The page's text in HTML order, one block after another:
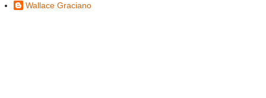
Wallace Graciano